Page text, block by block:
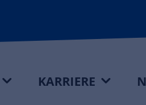
KARRIERE